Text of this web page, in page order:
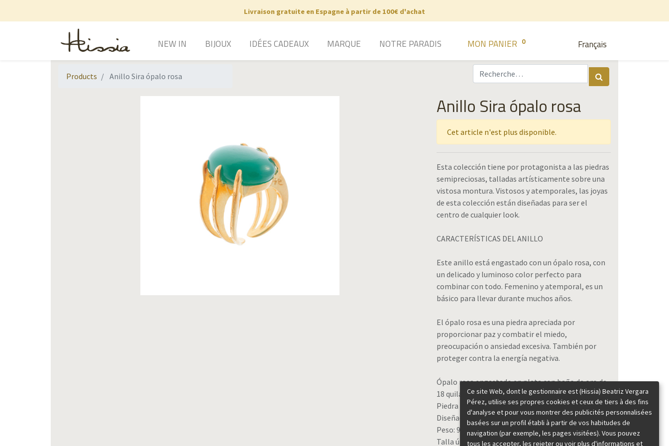
Livraison gratuite en Espagne à partir de 100€ d'achat
Français
NEW IN BIJOUX IDÉES CADEAUX MARQUE NOTRE PARADIS MON PANIER 0
Products Anillo Sira ópalo rosa
Anillo Sira ópalo rosa
Cet article n'est plus disponible.
Esta colección tiene por protagonista a las piedras
semipreciosas, talladas artísticamente sobre una
vistosa montura. Vistosos y atemporales, las joyas
de esta colección están diseñadas para ser el
centro de cualquier look.
CARACTERÍSTICAS DEL ANILLO
Este anillo está engastado con un ópalo rosa, con
un delicado y luminoso color perfecto para
combinar con todo. Femenino y atemporal, es un
básico para llevar durante muchos años.
El ópalo rosa es una piedra apreciada por
proporcionar paz y combatir el miedo,
preocupación o ansiedad excesiva. También por
proteger contra la energía negativa.
Ópalo rosa engastado en plata con baño de oro de
18 quilates.
Piedra con talla oval cabujón de 20x15 mm.
Diseñado y realizado en España.
Peso: 9 gramos.
Talla única fácilmente ajustable. Podemos enviar
Ce site Web, dont le gestionnaire est (Hissia) Beatriz Vergara
Pérez, utilise ses propres cookies et ceux de tiers à des fins
d'analyse et pour vous montrer des publicités personnalisées
basées sur un profil établi à partir de vos habitudes de
navigation (par exemple, les pages visitées). Vous pouvez
tous les accepter, les rejeter ou voir plus d'informations et